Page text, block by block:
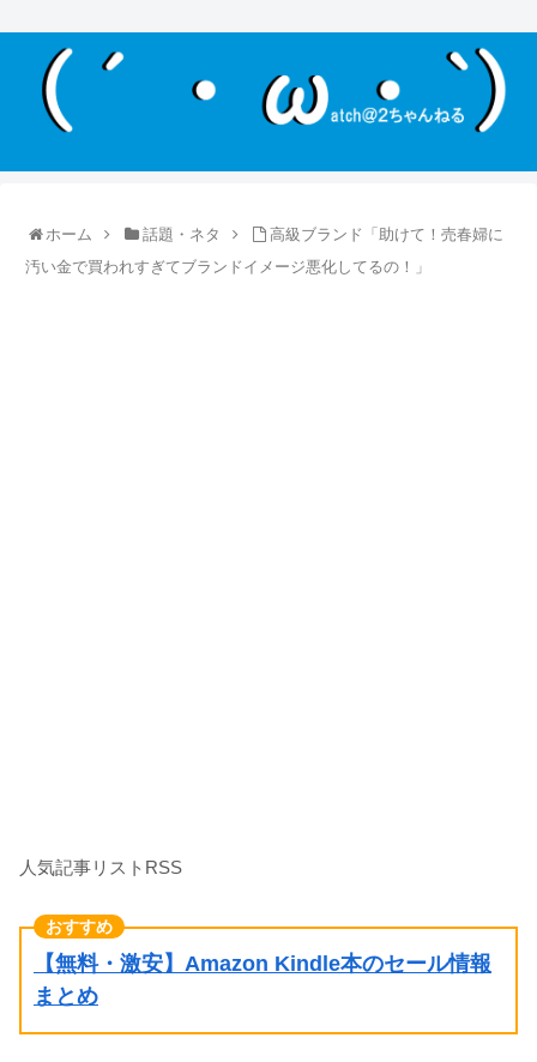
ホーム 話題・ネタ
高級ブランド「助けて！売春婦に
汚い金で買われすぎてブランドイメージ悪化してるの！」
人気記事リストRSS
【無料・激安】Amazon Kindle本のセール情報
まとめ